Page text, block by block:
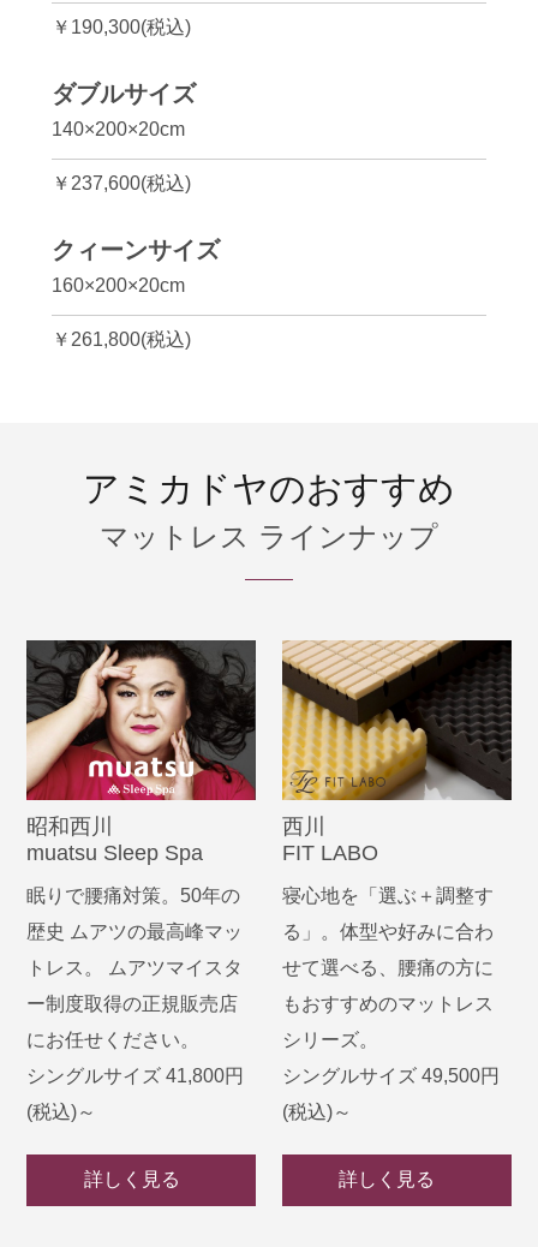
￥190,300(税込)
ダブルサイズ
140×200×20cm
￥237,600(税込)
クィーンサイズ
160×200×20cm
￥261,800(税込)
アミカドヤのおすすめ
マットレス ラインナップ
昭和西川
muatsu Sleep Spa
眠りで腰痛対策。50年の
歴史 ムアツの最高峰マッ
トレス。 ムアツマイスタ
ー制度取得の正規販売店
にお任せください。
シングルサイズ 41,800円
(税込)～
詳しく見る
西川
FIT LABO
寝心地を「選ぶ＋調整す
る」。体型や好みに合わ
せて選べる、腰痛の方に
もおすすめのマットレス
シリーズ。
シングルサイズ 49,500円
(税込)～
詳しく見る